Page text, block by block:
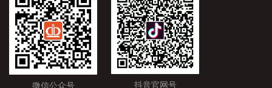
微信公众号 抖音官网号